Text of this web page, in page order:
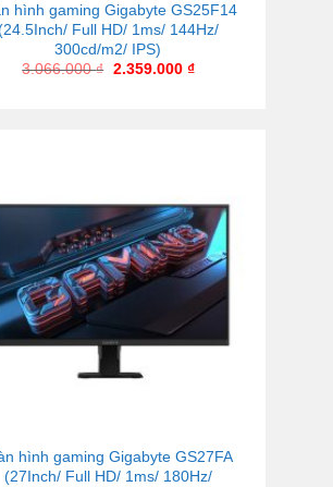
hình gaming Gigabyte GS25F14
Full HD/ 1ms/ 144Hz/
300cd/m2/ IPS)
3.066.000₫ 2.359.000 ₫
hình gaming Gigabyte GS27FA
(27Inch/ Full HD/ 1ms/ 180Hz/